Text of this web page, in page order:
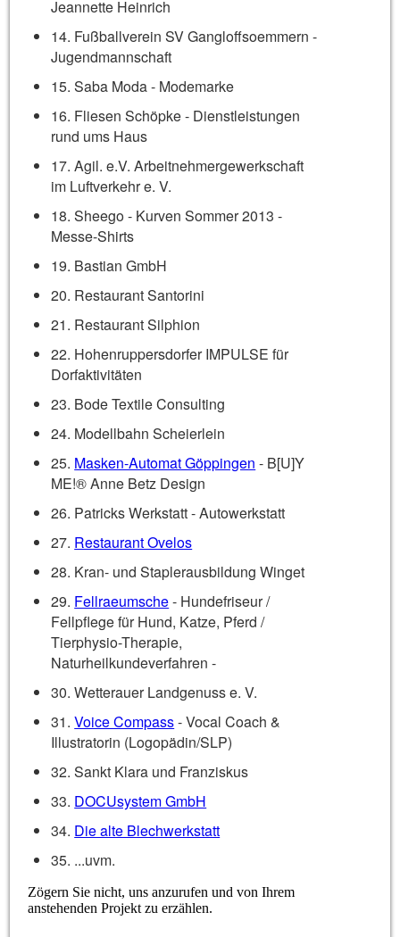
Jeannette Heinrich
14. Fußballverein SV Gangloffsoemmern -
Jugendmannschaft
15. Saba Moda - Modemarke
16. Fliesen Schöpke - Dienstleistungen
rund ums Haus
17. Agil. e.V. Arbeitnehmergewerkschaft
im Luftverkehr e. V.
18. Sheego - Kurven Sommer 2013 -
Messe-Shirts
19. Bastian GmbH
20. Restaurant Santorini
21. Restaurant Silphion
22. Hohenruppersdorfer IMPULSE für
Dorfaktivitäten
23. Bode Textile Consulting
24. Modellbahn Scheierlein
25. Masken-Automat Göppingen - B[U]Y
ME!® Anne Betz Design
26. Patricks Werkstatt - Autowerkstatt
27. Restaurant Ovelos
28. Kran- und Staplerausbildung Winget
29. Fellraeumsche- Hundefriseur /
Fellpflege für Hund, Katze, Pferd /
Tierphysio-Therapie,
Naturheilkundeverfahren -
30. Wetterauer Landgenuss e. V.
31.Voice Compass- Vocal Coach &
Illustratorin (Logopädin/SLP)
32. Sankt Klara und Franziskus
33. DOCUsystem GmbH
34. Die alte Blechwerkstatt
35. ...uvm.
Zögern Sie nicht, uns anzurufen und von Ihrem
anstehenden Projekt zu erzählen.